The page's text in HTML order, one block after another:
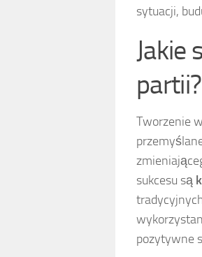
sytuacji,
Jakie
partii?
Tworzenie
sukcesu są
pozytywne